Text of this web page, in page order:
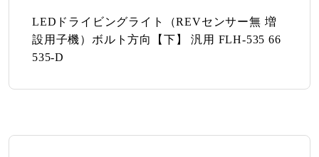
LEDドライビングライト（REVセンサー無 増
設用子機）ボルト方向【下】 汎用 FLH-535 66
535-D